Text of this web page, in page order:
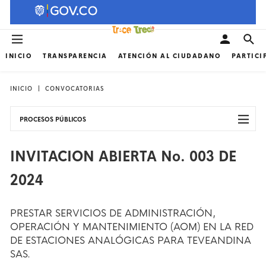
INICIO TRANSPARENCIA ATENCIÓN AL CIUDADANO
INICIO CONVOCATORIAS
PROCESOS PÚBLICOS
INVITACION ABIERTA No. 003 DE
2024
PRESTAR SERVICIOS DE ADMINISTRACIÓN,
OPERACIÓN Y MANTENIMIENTO (AOM) EN LA RED
DE ESTACIONES ANALÓGICAS PARA TEVEANDINA
SAS.